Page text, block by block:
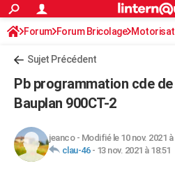
ACTUALITÉS
Politique
Société
Faits Divers
Education
Monde
Villes
+
Programme TV
TNTStreaming
Cinéma
Sorties cinéma
Musique
+FINANCE
Retraite
Impôts
Epargne
Immobilier
Risques naturels par ville
Banque
Assurance
Crédit
AUTO
Essais
Réserver un essai
Citadines
Berlines
SUV
Forum auto
+HIGH-TECH
Forum Forum Bricolage
Sujet Précédent
Pb programmation cde
Bauplan 900CT-2
jeanco- Modifié le 10 nov. 2021 à
clau-46- 13 nov. 2021 à 18:51